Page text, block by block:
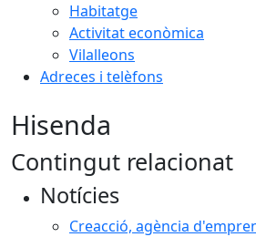
Habitatge
Activitat econòmica
Vilalleons
Adreces i telèfons
Hisenda
Contingut relacionat
Notícies
Creacció, agència